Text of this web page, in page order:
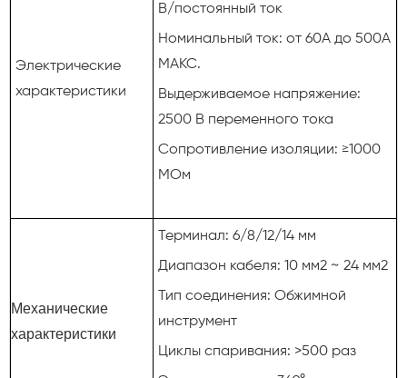
Электрические
характеристики
В/постоянный ток
Номинальный ток: от 60А до 500А
МАКС.
Выдерживаемое напряжение:
2500 В переменного тока
Сопротивление изоляции: ≥1000
МОм
Механические
характеристики
Терминал: 6/8/12/14 мм
Диапазон кабеля: 10 мм2 ~ 24 мм2
Тип соединения: Обжимной
инструмент
Циклы спаривания: >500 раз